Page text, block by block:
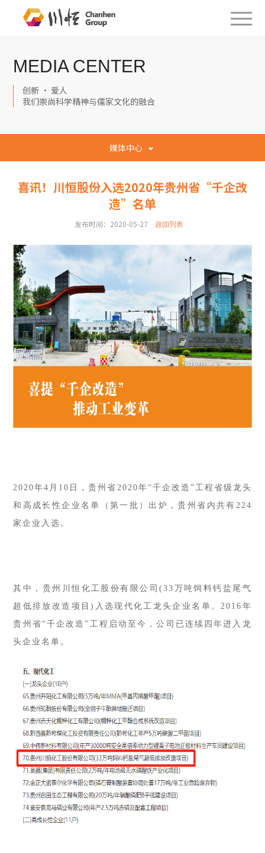
MEDIA CENTER
创新 · 爱人
我们崇尚科学精神与儒家文化的融合
媒体中心
喜讯！川恒股份入选2020年贵州省“千企改
造”名单
发布时间：2020-05-27 返回列表
2020年4月10日
，贵州省2020年“千企改造”工程省级龙头
和高成长性企业名单（第一批）出炉，贵州省内共有224
家企业入选。
其中， 贵州川恒化工股份有限公司(33万吨饲料钙盐尾气
超低排放改造项目) 入选现代化工龙头企业名单。2016年
贵州省“千企改造”工程启动至今，公司已连续四年进入龙
头企业名单。